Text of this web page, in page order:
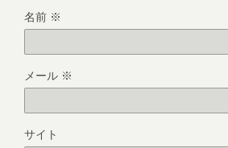
名前 ※
メール ※
サイト